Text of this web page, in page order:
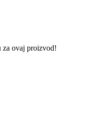
za ovaj proizvod!